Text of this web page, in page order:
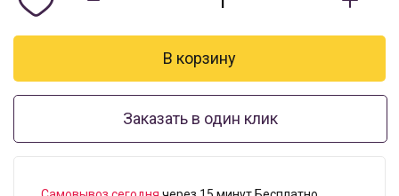
Заказать в один клик